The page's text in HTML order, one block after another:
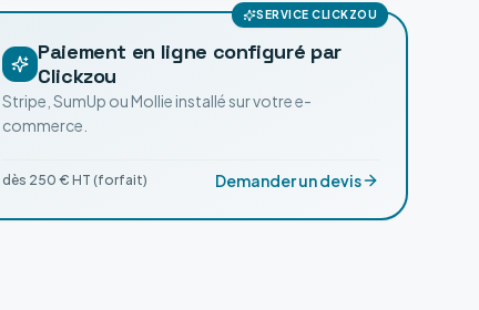
SERVICE CLICKZOU
Paiement en ligne configuré par
Clickzou
Stripe, SumUp ou Mollie installé sur votre e-
commerce.
dès 250 € HT (forfait) Demander un devis